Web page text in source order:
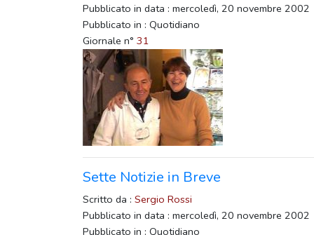
Pubblicato in data : mercoledì, 20 novembre 2002
Pubblicato in : Quotidiano
Giornale n° 31
Sette Notizie in Breve
Scritto da : Sergio Rossi
Pubblicato in data : mercoledì, 20 novembre 2002
Pubblicato in : Quotidiano